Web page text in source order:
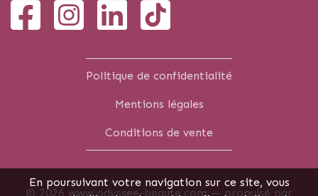
Politique de confidentialité
Mentions légales
Conditions de vente
© 2026 www.odyssee-beaute.com — propulsé par
En poursuivant votre navigation sur ce site, vous